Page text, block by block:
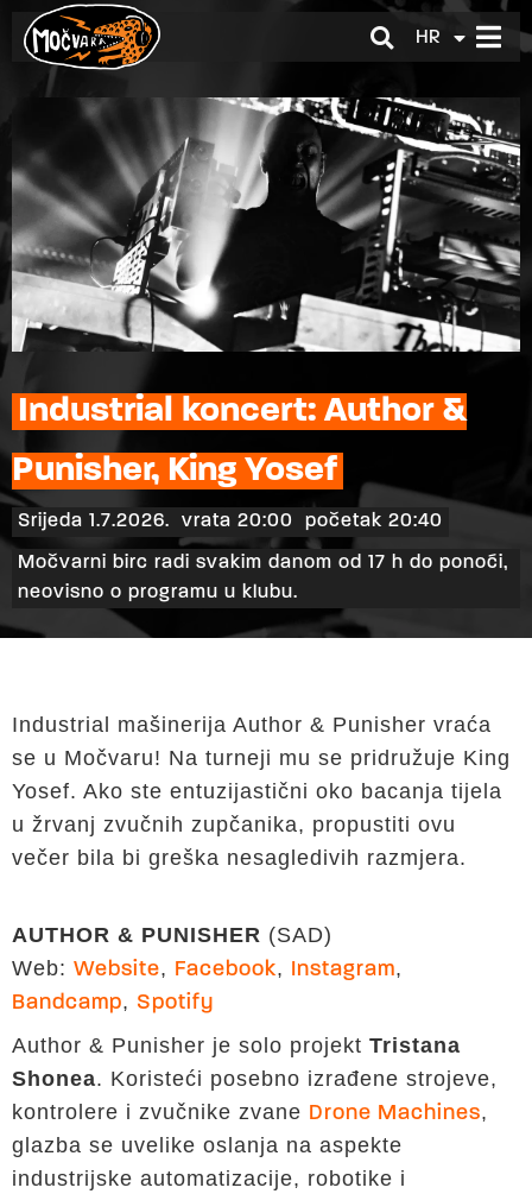
HR
EN
Industrial koncert: Author &
Punisher, King Yosef
Srijeda 1.7.2026. vrata 20:00 početak 20:40
Močvarni birc radi svakim danom od 17 h do ponoći,
neovisno o programu u klubu.
Industrial mašinerija Author & Punisher vraća
se u Močvaru! Na turneji mu se pridružuje King
Yosef. Ako ste entuzijastični oko bacanja tijela
u žrvanj zvučnih zupčanika, propustiti ovu
večer bila bi greška nesagledivih razmjera.
AUTHOR & PUNISHER (SAD)
Web: Website, Facebook, Instagram,
Bandcamp, Spotify
Author & Punisher je solo projekt Tristana
Shonea. Koristeći posebno izrađene strojeve,
kontrolere i zvučnike zvane Drone Machines,
glazba se uvelike oslanja na aspekte
industrijske automatizacije, robotike i